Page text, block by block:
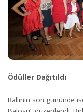
Ödüller Dağıtıldı
Rallinin son gününde